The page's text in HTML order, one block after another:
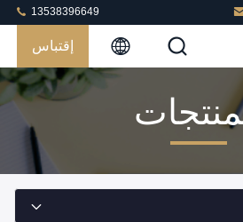
13538396649
إقتباس